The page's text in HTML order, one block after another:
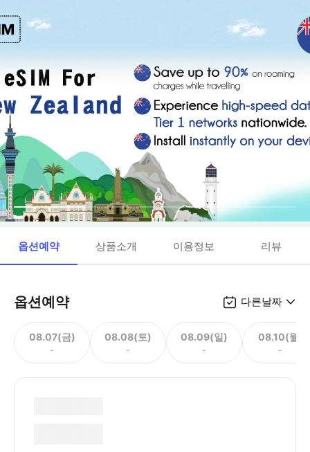
옵션예약 상품소개 이용정보 리뷰
옵션예약 다른날짜
08.07(금)
-
08.08(토)
-
08.09(일)
-
08.10(월)
-